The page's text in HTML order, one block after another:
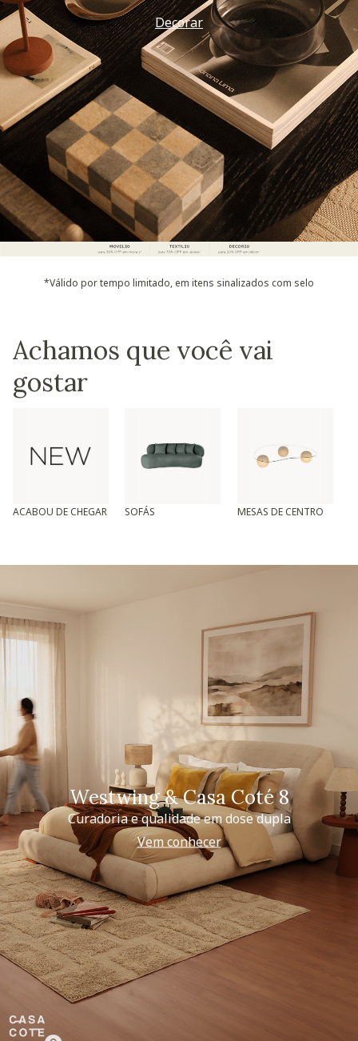
Decorar
*Válido por tempo limitado, em itens sinalizados com selo
Achamos que você vai
gostar
ACABOU DE CHEGAR SOFÁS MESAS DE CENTRO
Westwing & Casa Coté 8
Curadoria e qualidade em dose dupla
Vem conhecer